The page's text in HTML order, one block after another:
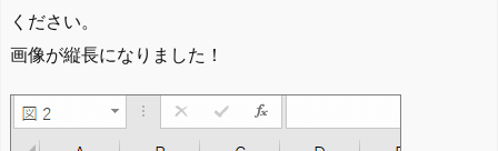
ください。
画像が縦長になりました！